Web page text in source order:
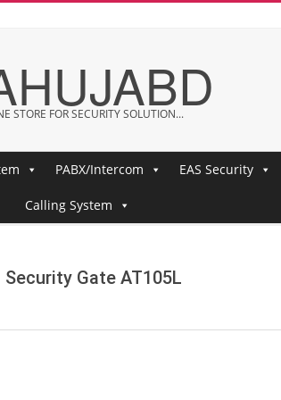
STORE FOR SECURITY SOLUTION...
PABX/Intercom EAS Security
Calling System
Security Gate AT105L